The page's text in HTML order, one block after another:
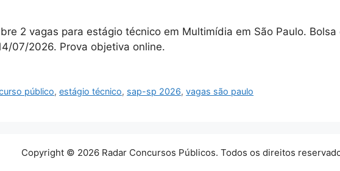
2 vagas para estágio técnico em Multimídia em São Paulo.
07/2026. Prova objetiva online.
público,estágio técnico, sap-sp 2026,vagas são paulo
Copyright © 2026 Radar Concursos Públicos. Todos os direitos